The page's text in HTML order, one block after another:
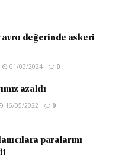
avro değerinde askeri
01/03/2024 0
azaldı
16/05/2022 0
paralarını